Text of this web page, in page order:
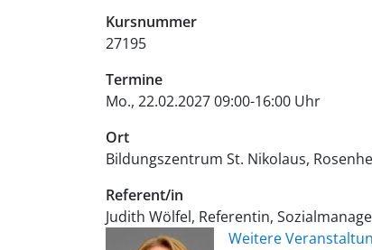
Kursnummer
27195
Termine
Mo., 22.02.2027 09:00-16:00 Uhr
Ort
Bildungszentrum St. Nikolaus,
Referent/in
Judith Wölfel, Referentin,
Weitere